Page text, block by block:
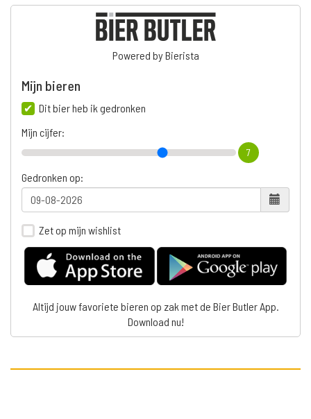
Powered by Bierista
Mijn bieren
Dit bier heb ik gedronken
Mijn cijfer:
7
Gedronken op:
Zet op mijn wishlist
Altijd jouw favoriete bieren op zak met de Bier Butler App.
Download nu!